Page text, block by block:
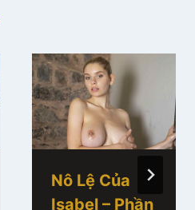
Nô Lệ Của
Isabel – Phần